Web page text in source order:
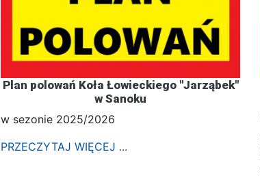
Plan polowań Koła Łowieckiego "Jarząbek"
w Sanoku
w sezonie 2025/2026
PRZECZYTAJ WIĘCEJ ...